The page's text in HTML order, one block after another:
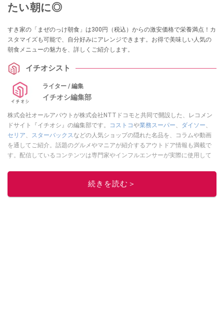
たい朝に◎
すき家の「まぜのっけ朝食」は300円（税込）からの激安価格で栄養満点！カ
スタマイズも可能で、自分好みにアレンジできます。お得で美味しい人気の
朝食メニューの魅力を、詳しくご紹介します。
イチオシスト
ライター / 編集
イチオシ編集部
株式会社オールアバウトが株式会社NTTドコモと共同で開設した、レコメン
ドサイト『イチオシ』の編集部です。
コストコや業務スーパー ダイソー
セリア
スターバックス などの人気ショップの隠れた名品を、コラムや動画
を通してご紹介。話題のグルメやマニアが紹介するアウトドア情報も満載で
す。配信しているコンテンツは専門家やインフルエンサーが実際に使用して
ニュースでフォロー
続きを読む＞